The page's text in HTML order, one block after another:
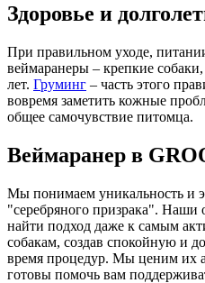
Здоровье и
При правильном уходе,
веймаранеры – крепкие
лет. Груминг – часть этого
вовремя заметить кожные
общее самочувствие питомца.
Веймаранер в
Мы понимаем уникальность и
"серебряного призрака".
найти подход даже к самым
собакам, создав спокойную и
время процедур. Мы ценим их
готовы помочь вам